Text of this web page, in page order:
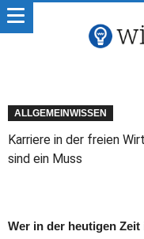
ALLGEMEINWISSEN
Karriere in der freien
sind ein Muss
Wer in der heutigen